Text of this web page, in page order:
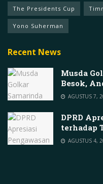
The Presidents Cup
Yono Suherman
Recent News
Musda
Besok,
AGUSTUS 7,
DPRD
terhadap
AGUSTUS 4,